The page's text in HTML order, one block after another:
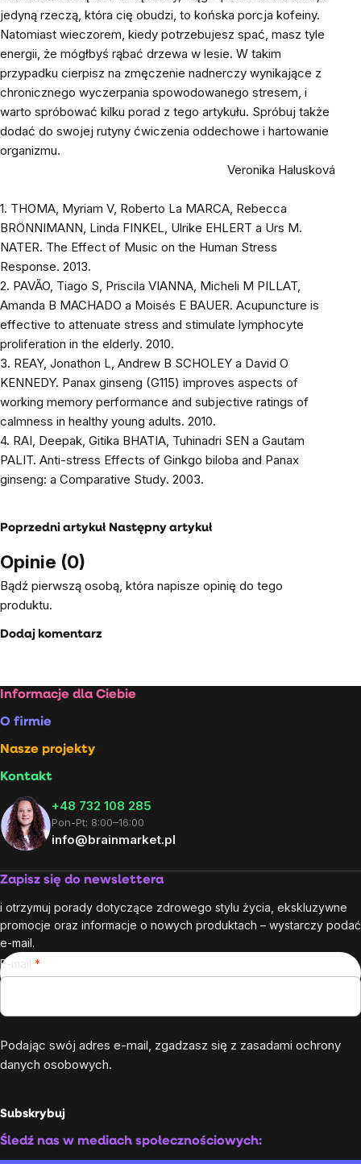
jedyną rzeczą, która cię obudzi, to końska porcja kofeiny.
Natomiast wieczorem, kiedy potrzebujesz spać, masz tyle
energii, że mógłbyś rąbać drzewa w lesie. W takim
przypadku cierpisz na zmęczenie nadnerczy wynikające z
chronicznego wyczerpania spowodowanego stresem, i
warto spróbować kilku porad z tego artykułu. Spróbuj także
dodać do swojej rutyny ćwiczenia oddechowe i hartowanie
organizmu.
Veronika Halusková
1. THOMA, Myriam V, Roberto La MARCA, Rebecca
BRÖNNIMANN, Linda FINKEL, Ulrike EHLERT a Urs M.
NATER. The Effect of Music on the Human Stress
Response. 2013.
2. PAVÃO, Tiago S, Priscila VIANNA, Micheli M PILLAT,
Amanda B MACHADO a Moisés E BAUER. Acupuncture is
effective to attenuate stress and stimulate lymphocyte
proliferation in the elderly. 2010.
3. REAY, Jonathon L, Andrew B SCHOLEY a David O
KENNEDY. Panax ginseng (G115) improves aspects of
working memory performance and subjective ratings of
calmness in healthy young adults. 2010.
4. RAI, Deepak, Gitika BHATIA, Tuhinadri SEN a Gautam
PALIT. Anti-stress Effects of Ginkgo biloba and Panax
ginseng: a Comparative Study. 2003.
Poprzedni artykuł Następny artykuł
Opinie (0)
Bądź pierwszą osobą, która napisze opinię do tego
produktu.
Dodaj komentarz
Stopka
Informacje dla Ciebie
O firmie
Nasze projekty
Kontakt
+48 732 108 285
Pon-Pt: 8:00–16:00
info@brainmarket.pl
Zapisz się do newslettera
i otrzymuj porady dotyczące zdrowego stylu życia, ekskluzywne
promocje oraz informacje o nowych produktach – wystarczy podać
e-mail.
E-mail
Podając swój adres e-mail, zgadzasz się z zasadami ochrony
danych osobowych.
Subskrybuj
Śledź nas w mediach społecznościowych: